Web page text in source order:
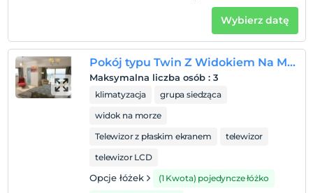
Wybierz datę
Pokój typu Twin Z Widokiem Na Morze
Maksymalna liczba osób : 3
klimatyzacja
grupa siedząca
widok na morze
Telewizor z płaskim ekranem
telewizor
telewizor LCD
Opcje łóżek
(1 Kwota) pojedyncze łóżko